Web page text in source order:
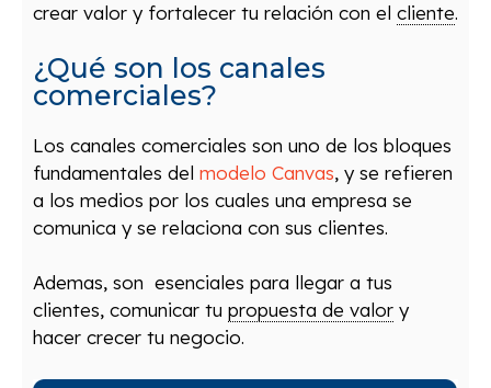
crear valor y fortalecer tu relación con el cliente.
¿Qué son los canales
comerciales?
Los canales comerciales son uno de los bloques
fundamentales del modelo Canvas, y se refieren
a los medios por los cuales una empresa se
comunica y se relaciona con sus clientes.
Ademas, son esenciales para llegar a tus
clientes, comunicar tu propuesta de valor y
hacer crecer tu negocio.